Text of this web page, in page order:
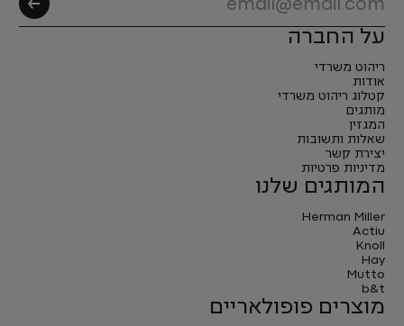
על החברה
ריהוט משרדי
אודות
קטלוג ריהוט משרדי
מותגים
המגזין
שאלות ותשובות
יצירת קשר
מדיניות פרטיות
המותגים שלנו
Herman Miller
Actiu
Knoll
Hay
Mutto
b&t
מוצרים פופולאריים